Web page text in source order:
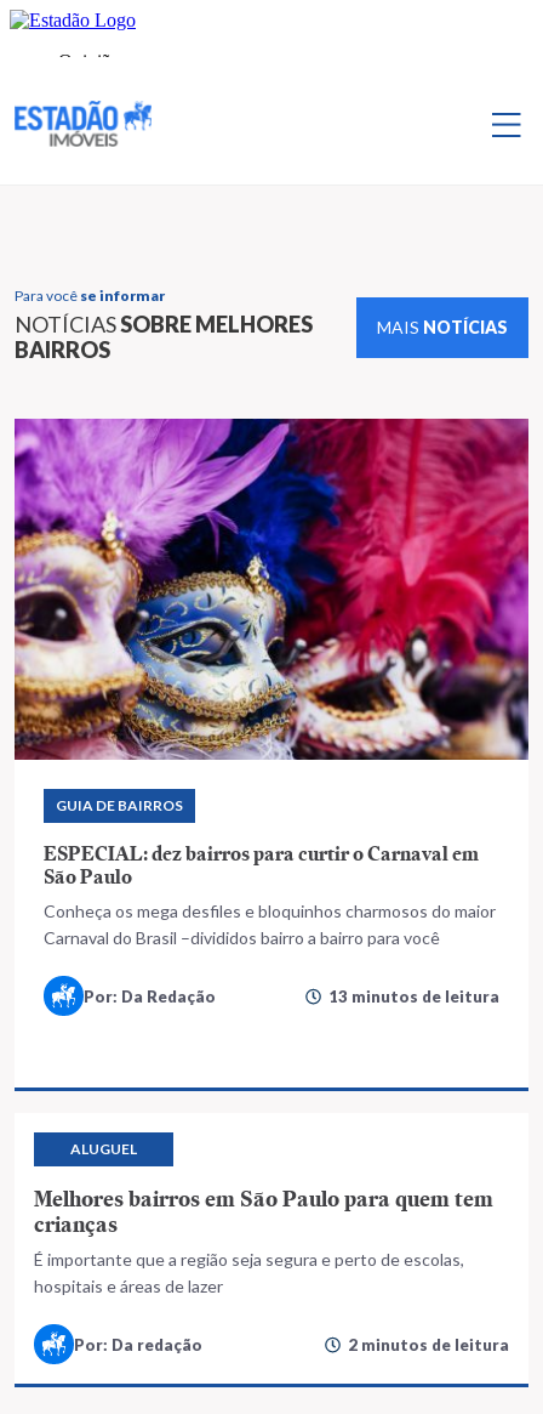
Para você se informar
NOTÍCIASSOBRE MELHORES
BAIRROS
MAIS NOTÍCIAS
GUIA DE BAIRROS
ESPECIAL: dez bairros para curtir o Carnaval em
São Paulo
Conheça os mega desfiles e bloquinhos charmosos do maior
Carnaval do Brasil –divididos bairro a bairro para você
Por: Da Redação 13 minutos de leitura
ALUGUEL
Melhores bairros em São Paulo para quem tem
crianças
É importante que a região seja segura e perto de escolas,
hospitais e áreas de lazer
Por: Da redação 2 minutos de leitura